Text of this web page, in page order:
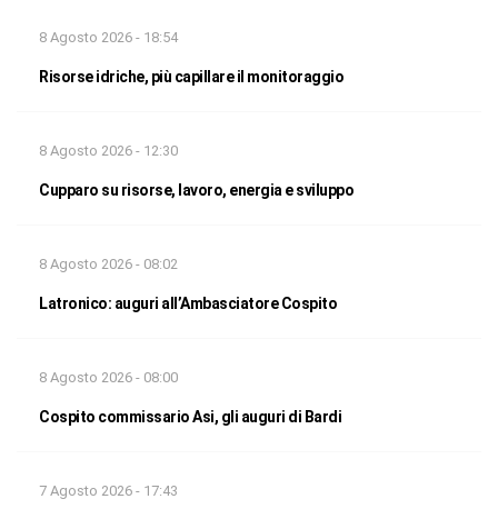
8 Agosto 2026 - 18:54
Risorse idriche, più capillare il monitoraggio
8 Agosto 2026 - 12:30
Cupparo su risorse, lavoro, energia e sviluppo
8 Agosto 2026 - 08:02
Latronico: auguri all’Ambasciatore Cospito
8 Agosto 2026 - 08:00
Cospito commissario Asi, gli auguri di Bardi
7 Agosto 2026 - 17:43